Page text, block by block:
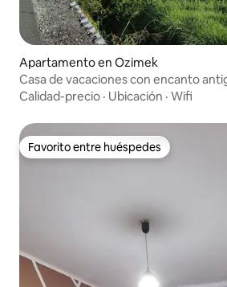
Apartamento en Ozimek
Casa de vacaciones con encanto
Calidad-precio · Ubicación · Wifi
Favorito entre huéspedes
Favorito entre huéspedes